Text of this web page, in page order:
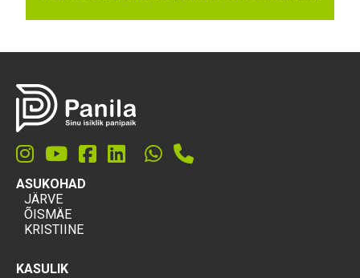
ASUKOHAD
JÄRVE
ÕISMÄE
KRISTIINE
KASULIK